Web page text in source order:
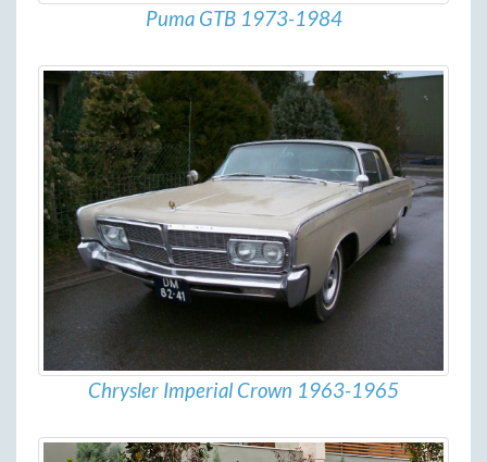
Puma GTB 1973-1984
Chrysler Imperial Crown 1963-1965